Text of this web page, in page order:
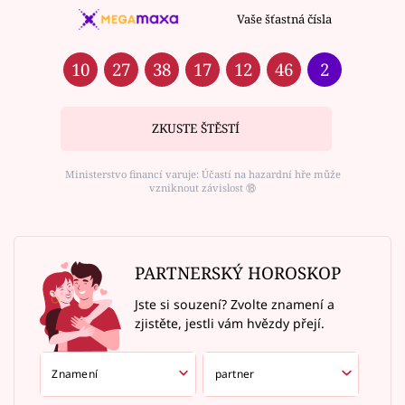
Vaše šťastná čísla
10 27 38 17 12 46 2
ZKUSTE ŠTĚSTÍ
Ministerstvo financí varuje: Účastí na hazardní hře může
vzniknout závislost ⑱
PARTNERSKÝ HOROSKOP
Jste si souzení? Zvolte znamení a
zjistěte, jestli vám hvězdy přejí.